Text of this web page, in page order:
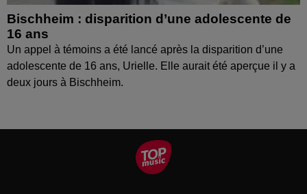
Bischheim : disparition d’une adolescente de
16 ans
Un appel à témoins a été lancé après la disparition d’une
adolescente de 16 ans, Urielle. Elle aurait été aperçue il y a
deux jours à Bischheim.